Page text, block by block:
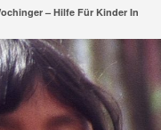
– Hilfe Für Kinder In